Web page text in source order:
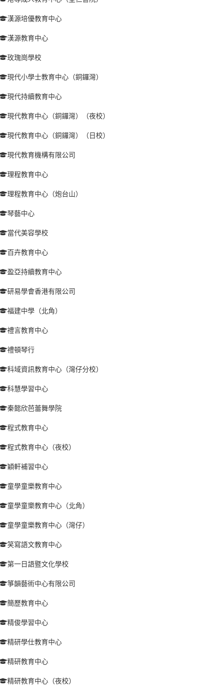
漢源培優教育中心
漢源教育中心
玫瑰崗學校
現代小學士教育中心（銅鑼灣）
現代持續教育中心
現代教育中心（銅鑼灣）（夜校）
現代教育中心（銅鑼灣）（日校）
現代教育機構有限公司
理程教育中心
理程教育中心（炮台山）
琴藝中心
當代美容學校
百卉教育中心
盈亞持續教育中心
研易學會香港有限公司
福建中學（北角）
禮言教育中心
禮頓琴行
科域資訊教育中心（灣仔分校）
科慧學習中心
秦懿欣芭蕾舞學院
程式教育中心
程式教育中心（夜校）
穎軒補習中心
童學童樂教育中心
童學童樂教育中心（北角）
童學童樂教育中心（灣仔）
笑寫語文教育中心
第一日語暨文化學校
箏韻藝術中心有限公司
簡歷教育中心
精俊學習中心
精研學仕教育中心
精研教育中心
精研教育中心（夜校）